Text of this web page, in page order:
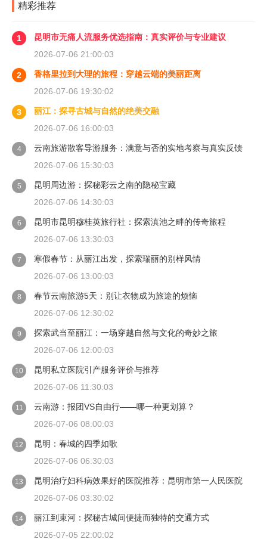
精彩推荐
1
昆明市无痛人流服务优选指南：真实评价与专业建议
2026-07-06 21:00:03
2
香格里拉到大理的旅程：穿越云端的美丽距离
2026-07-06 19:30:02
3
丽江：探寻古城与自然的绝美交融
2026-07-06 16:00:03
4
云南旅游散客导游服务：满意与否的实地考察与真实反馈
2026-07-06 15:30:03
5
昆明周边游：探秘彩云之南的隐秘宝藏
2026-07-06 14:30:03
6
昆明市昆明穆桂英旅行社：探索滇池之畔的传奇旅程
2026-07-06 13:30:03
7
寒假春节：从丽江出发，探索瑞丽的别样风情
2026-07-06 13:00:03
8
春节云南旅游5天：别让衣物成为旅途的烦恼
2026-07-06 12:30:02
9
探索武当至丽江：一场穿越自然与文化的奇妙之旅
2026-07-06 12:00:03
10
昆明私立医院引产服务评价与推荐
2026-07-06 11:30:03
11
云南游：报团VS自由行——哪一种更划算？
2026-07-06 08:00:03
12
昆明：春城的四季如歌
2026-07-06 06:30:03
13
昆明治疗妇科病效果好的医院推荐：昆明市第一人民医院
2026-07-06 03:30:02
14
丽江到束河：探秘古城间便捷而独特的交通方式
2026-07-05 22:00:02